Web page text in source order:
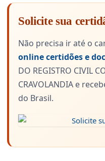
Solicite sua
Não precisa ir até o
online certidões e
DO REGISTRO CIVIL
CRAVOLANDIA e
do Brasil.